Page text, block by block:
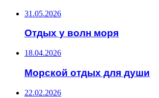
31.05.2026
Отдых у волн моря
18.04.2026
Морской отдых для души
22.02.2026